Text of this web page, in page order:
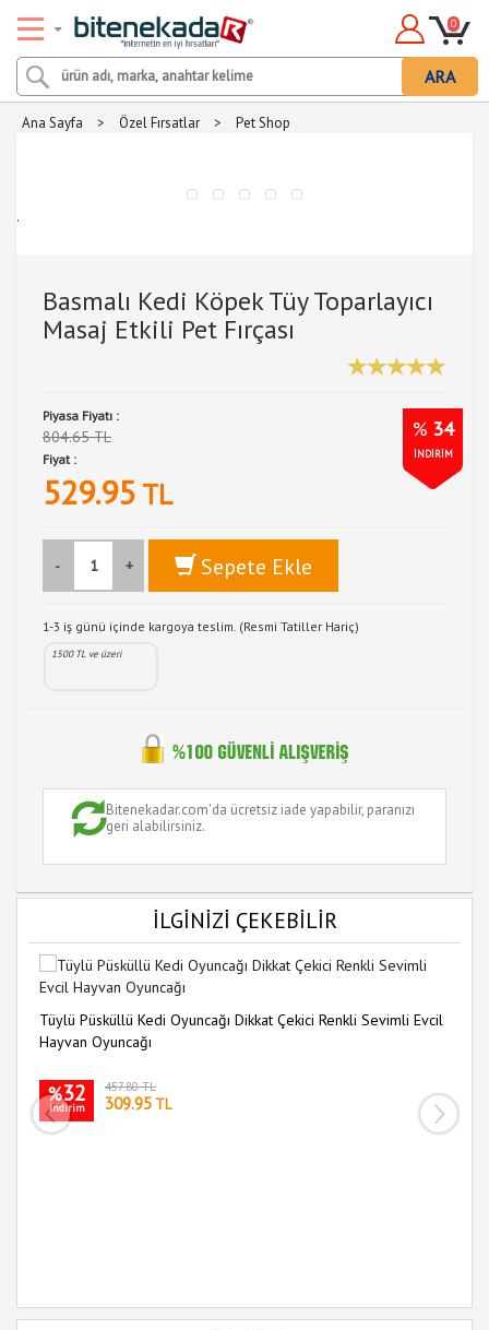
ARA
0
Ana Sayfa > Özel Fırsatlar > Pet Shop
.
Basmalı Kedi Köpek Tüy Toparlayıcı
Masaj Etkili Pet Fırçası
Piyasa Fiyatı :
804.65 TL % 34
İNDİRİM
Fiyat :
529.95 TL
- + Sepete Ekle
1-3 iş günü içinde kargoya teslim. (Resmi Tatiller Hariç)
1500 TL ve üzeri
Bitenekadar.com'da ücretsiz iade yapabilir, paranızı
geri alabilirsiniz.
İLGİNİZİ ÇEKEBİLİR
Tüylü Püsküllü Kedi Oyuncağı Dikkat Çekici Renkli Sevimli Evcil
Hayvan Oyuncağı
%32
indirim
457.80 TL
309.95 TL